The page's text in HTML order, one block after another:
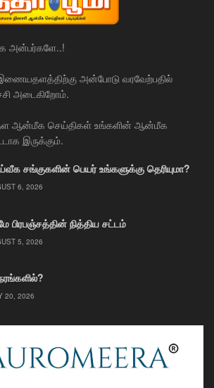
அன்பர்களே..!
இணையதளத்திற்கு அன்போடு வரவேற்பதில்
அடைகிறோம்.
ஆன்மீக செய்திகள் உங்களின் ஆன்மீக
இருக்கும்.
சங்குகளின் பெயர் உங்களுக்கு தெரியுமா?
6, 2026
பிரபஞ்சத்தின் நித்திய சட்டம்
5, 2026
20, 2026